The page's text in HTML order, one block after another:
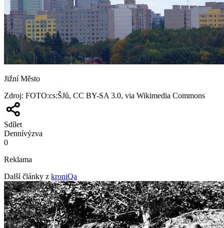
Jižní Město
Zdroj: FOTO:cs:ŠJů, CC BY-SA 3.0, via Wikimedia Commons
Sdílet
Dennívýzva
0
Reklama
Další články z kroniQa